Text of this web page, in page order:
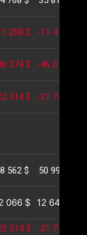
208 $ -11 478 $
074 $ -46 074 $
514 $ -21 741 $
562 $ 50 990 $
066 $ 12 646 $
514 $ -21 741 $